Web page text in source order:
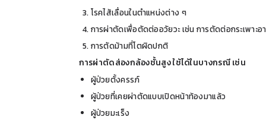
โรคไส้เลื่อนในตำแหน่งต่าง ๆ
การผ่าตัดเพื่อตัดต่ออวัยวะ เช่น การตัดต่อกระเพาะอ
การตัดม้ามที่โตผิดปกติ
การผ่าตัดส่องกล้องชั้นสูง ใช้ได้ในบางกรณี เช่น
ผู้ป่วยตั้งครรภ์
ผู้ป่วยที่เคยผ่าตัดแบบเปิดหน้าท้องมาแล้ว
ผู้ป่วยมะเร็ง